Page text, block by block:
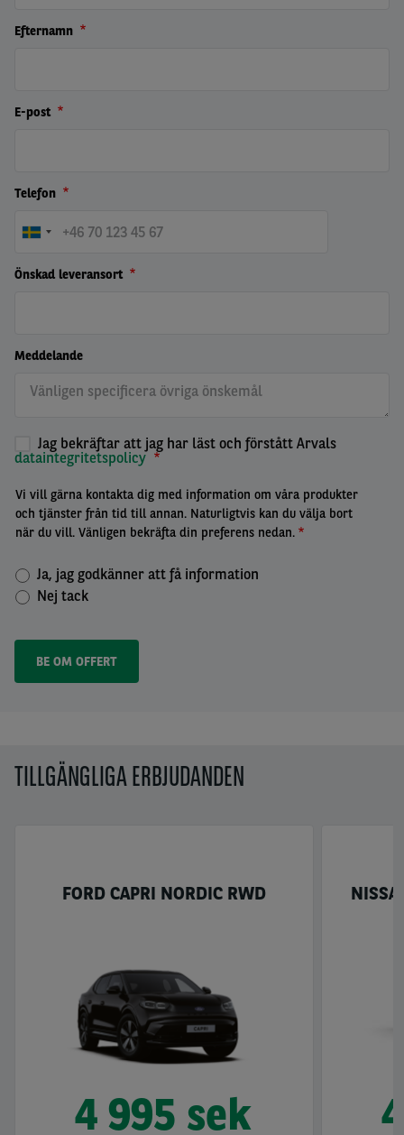
Efternamn
E-post
Telefon
Önskad leveransort
Meddelande
Jag bekräftar att jag har läst och förstått Arvals
dataintegritetspolicy
Vi vill gärna kontakta dig med information om våra produkter
och tjänster från tid till annan. Naturligtvis kan du välja bort
när du vill. Vänligen bekräfta din preferens nedan.
Ja, jag godkänner att få information
Nej tack
TILLGÄNGLIGA ERBJUDANDEN
FORD CAPRI NORDIC RWD
4 995 sek